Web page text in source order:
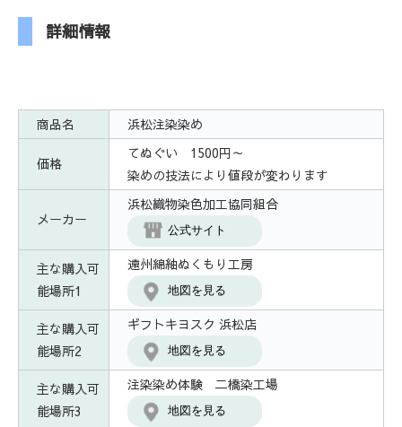
詳細情報
商品名 浜松注染染め
価格
てぬぐい 1500円～
染めの技法により値段が変わります
メーカー
浜松織物染色加工協同組合
公式サイト
主な購入可
能場所1
遠州綿紬ぬくもり工房
地図を見る
主な購入可
能場所2
ギフトキヨスク 浜松店
地図を見る
主な購入可
能場所3
注染染め体験 二橋染工場
地図を見る